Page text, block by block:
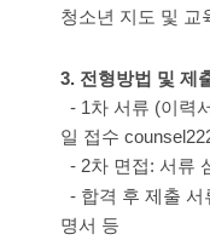
청소년 지도 및 교
3. 전형방법 및 제
- 1차 서류 (이력서
일 접수
- 2차 면접: 서류
- 합격 후 제출 서
명서 등